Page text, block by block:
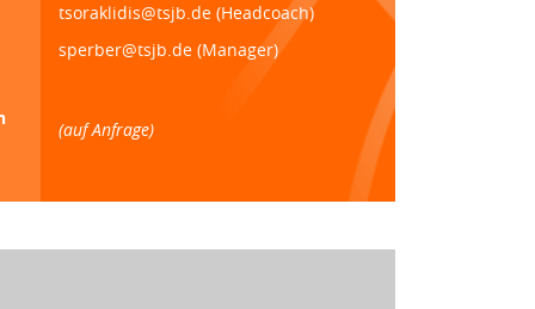
tsoraklidis@tsjb.de (Headcoach)
sperber@tsjb.de (Manager)
(auf Anfrage)